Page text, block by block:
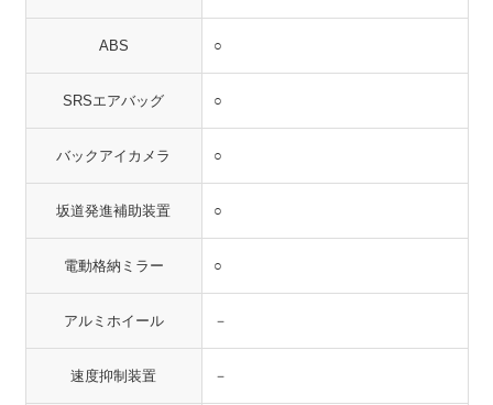
ABS ○
SRSエアバッグ ○
バックアイカメラ ○
坂道発進補助装置 ○
電動格納ミラー ○
アルミホイール －
速度抑制装置 －